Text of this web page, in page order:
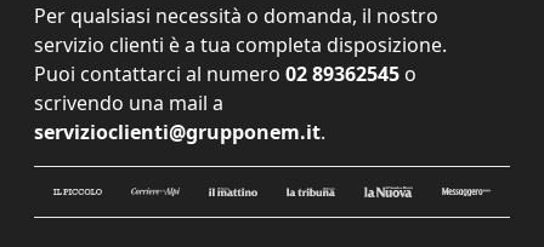
Per qualsiasi necessità o domanda, il nostro
servizio clienti è a tua completa disposizione.
Puoi contattarci al numero 02 89362545 o
scrivendo una mail a
servizioclienti@grupponem.it.